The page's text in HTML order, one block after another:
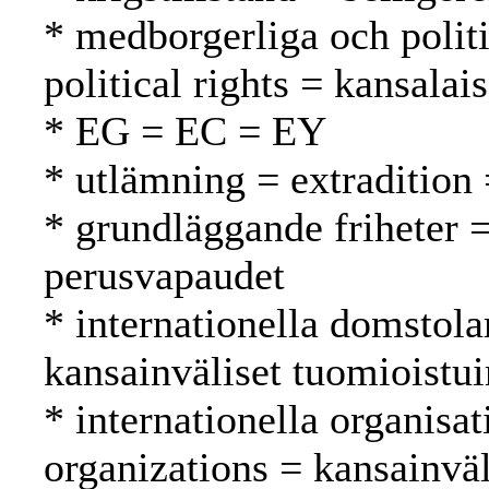
* medborgerliga och
political rights =
* EG = EC = EY
* utlämning = extradition
* grundläggande friheter
perusvapaudet
* internationella
kansainväliset
* internationella
organizations =